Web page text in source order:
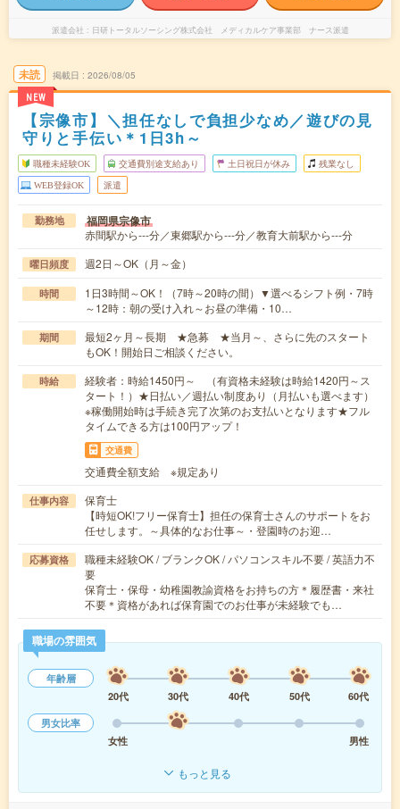
派遣会社 日研トータルソーシング株式会社 メディカルケア事業部 ナース派遣
未読
NEW
掲載日 2026/08/05
【宗像市】＼担任なしで負担少なめ／遊びの見
守りと手伝い＊1日3h～
職種未経験OK 交通費別途支給あり 土日祝日が休み 残業なし
WEB登録OK 派遣
勤務地 福岡県宗像市
赤間駅から---分／東郷駅から---分／教育大前駅から---分
曜日頻度 週2日～OK（月～金）
時間
1日3時間～OK！（7時～20時の間）▼選べるシフト例・7時
～12時：朝の受け入れ～お昼の準備・10…
期間
最短2ヶ月～長期 ★急募 ★当月～、さらに先のスタート
もOK！開始日ご相談ください。
時給
経験者：時給1450円～ （有資格未経験は時給1420円～ス
タート！）★日払い／週払い制度あり（月払いも選べます）
※稼働開始時は手続き完了次第のお支払いとなります★フル
タイムできる方は100円アップ！
交通費
交通費全額支給 ※規定あり
仕事内容
保育士
【時短OK!フリー保育士】担任の保育士さんのサポートをお
任せします。～具体的なお仕事～・登園時のお迎…
応募資格
職種未経験OK / ブランクOK / パソコンスキル不要 / 英語力不
要
保育士・保母・幼稚園教諭資格をお持ちの方＊履歴書・来社
不要＊資格があれば保育園でのお仕事が未経験でも…
職場の雰囲気
年齢層
20代
30代 40代 50代
60代
男女比率
女性
男性
もっと見る